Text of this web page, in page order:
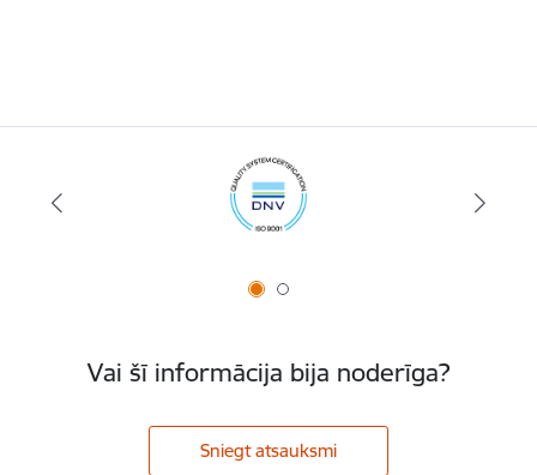
Vai šī informācija bija noderīga?
Sniegt atsauksmi